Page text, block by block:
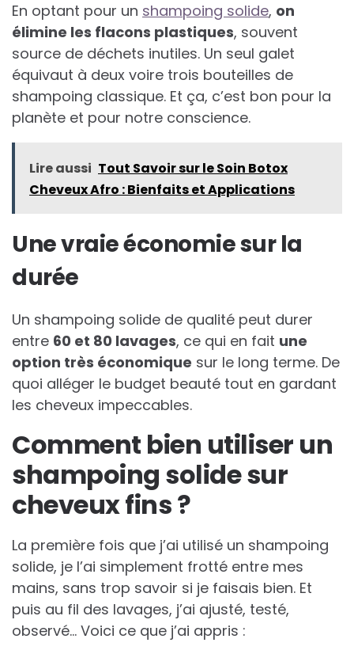
En optant pour un shampoing solide, on
élimine les flacons plastiques, souvent
source de déchets inutiles. Un seul galet
équivaut à deux voire trois bouteilles de
shampoing classique. Et ça, c’est bon pour la
planète et pour notre conscience.
Lire aussi Tout Savoir sur le Soin Botox
Cheveux Afro : Bienfaits et Applications
Une vraie économie sur la
durée
Un shampoing solide de qualité peut durer
entre 60 et 80 lavages, ce qui en fait une
option très économique sur le long terme. De
quoi alléger le budget beauté tout en gardant
les cheveux impeccables.
Comment bien utiliser un
shampoing solide sur
cheveux fins ?
La première fois que j’ai utilisé un shampoing
solide, je l’ai simplement frotté entre mes
mains, sans trop savoir si je faisais bien. Et
puis au fil des lavages, j’ai ajusté, testé,
observé… Voici ce que j’ai appris :